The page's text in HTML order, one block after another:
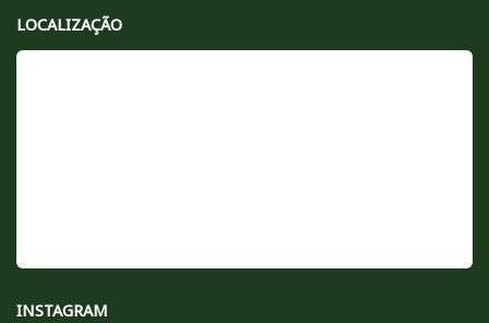
LOCALIZAÇÃO
INSTAGRAM